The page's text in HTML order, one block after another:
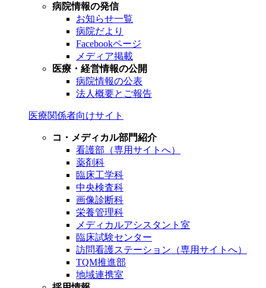
病院情報の発信
お知らせ一覧
病院だより
Facebookページ
メディア掲載
医療・経営情報の公開
病院情報の公表
法人概要とご報告
医療関係者向けサイト
コ・メディカル部門紹介
看護部（専用サイトへ）
薬剤科
臨床工学科
中央検査科
画像診断科
栄養管理科
メディカルアシスタント室
臨床試験センター
訪問看護ステーション（専用サイトへ）
TQM推進部
地域連携室